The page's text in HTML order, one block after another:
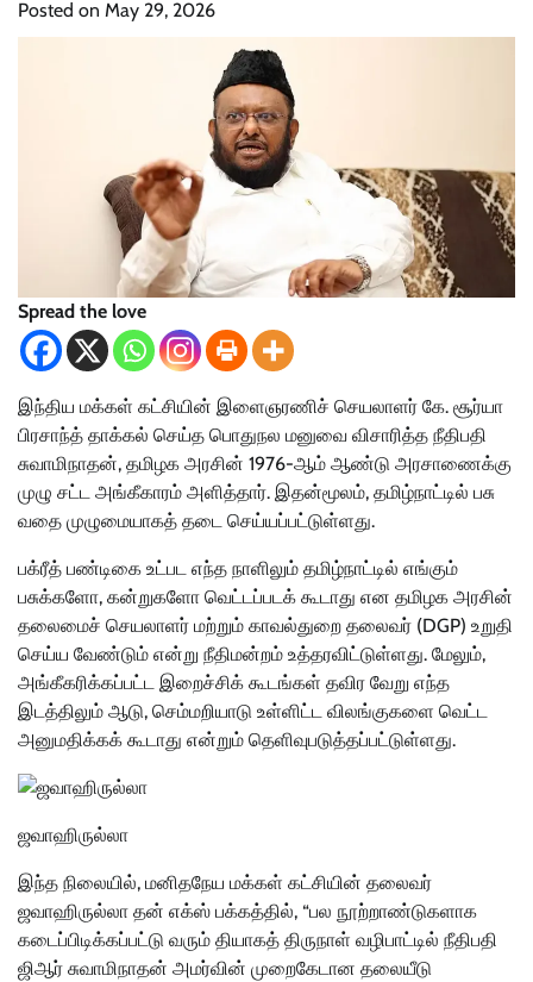
Posted on May 29, 2026
Spread the love
இந்திய மக்கள் கட்சியின் இளைஞரணிச் செயலாளர் கே. சூர்யா
பிரசாந்த் தாக்கல் செய்த பொதுநல மனுவை விசாரித்த நீதிபதி
சுவாமிநாதன், தமிழக அரசின் 1976-ஆம் ஆண்டு அரசாணைக்கு
முழு சட்ட அங்கீகாரம் அளித்தார். இதன்மூலம், தமிழ்நாட்டில் பசு
வதை முழுமையாகத் தடை செய்யப்பட்டுள்ளது.
பக்ரீத் பண்டிகை உட்பட எந்த நாளிலும் தமிழ்நாட்டில் எங்கும்
பசுக்களோ, கன்றுகளோ வெட்டப்படக் கூடாது என தமிழக அரசின்
தலைமைச் செயலாளர் மற்றும் காவல்துறை தலைவர் (DGP) உறுதி
செய்ய வேண்டும் என்று நீதிமன்றம் உத்தரவிட்டுள்ளது. மேலும்,
அங்கீகரிக்கப்பட்ட இறைச்சிக் கூடங்கள் தவிர வேறு எந்த
இடத்திலும் ஆடு, செம்மறியாடு உள்ளிட்ட விலங்குகளை வெட்ட
அனுமதிக்கக் கூடாது என்றும் தெளிவுபடுத்தப்பட்டுள்ளது.
ஜவாஹிருல்லா
இந்த நிலையில், மனிதநேய மக்கள் கட்சியின் தலைவர்
ஜவாஹிருல்லா தன் எக்ஸ் பக்கத்தில், “பல நூற்றாண்டுகளாக
கடைப்பிடிக்கப்பட்டு வரும் தியாகத் திருநாள் வழிபாட்டில் நீதிபதி
ஜிஆர் சுவாமிநாதன் அமர்வின் முறைகேடான தலையீடு